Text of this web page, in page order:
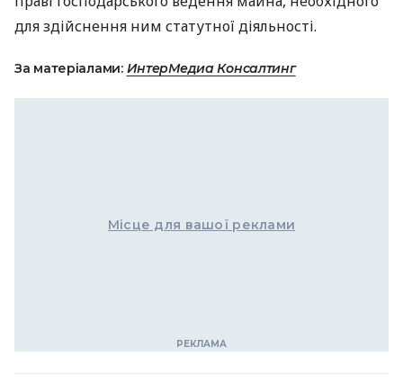
для здійснення ним статутної діяльності.
За матеріалами: ИнтерМедиа Консалтинг
Місце для вашої реклами